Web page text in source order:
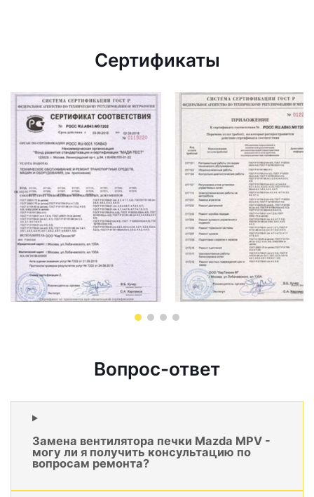
Сертификаты
Вопрос-ответ
Замена вентилятора печки Mazda MPV -
могу ли я получить консультацию по
вопросам ремонта?